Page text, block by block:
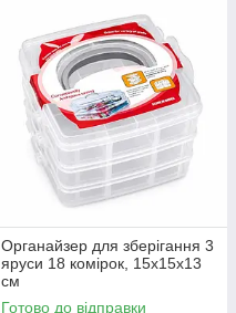
Органайзер для зберігання 3
яруси 18 комірок, 15х15х13
см
Готово до відправки